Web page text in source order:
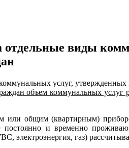
виды
услуг,
объем коммунальных услуг
или общим (квартирным)
постоянно и временно
электроэнергия, газ)